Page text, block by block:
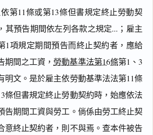
第11條或第13條但書規定終止勞動契
其預告期間依左列各款之規定...；雇主
1項規定期間預告而終止契約者，應給
期間之工資， 勞動基準法第16條第1、3
明文。是於雇主依勞動基準法法第11條
條但書規定終止勞動契約時，始應依法
告期間工資與勞工。倘係由勞工終止契
意終止契約者，則不與焉。查本件被告